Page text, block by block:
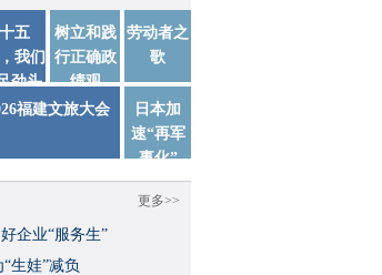
五
我们
劲头
实干
树立和践
行正确政
绩观
劳动者之
歌
福建文旅大会
日本加
速“再军
事化”
更多>>
企业“服务生”
生娃”减负